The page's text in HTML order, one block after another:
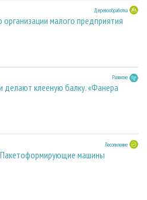
Деревообработка
малого предприятия
Развитие
делают клееную балку. «Фанера
Лесопиление
машины